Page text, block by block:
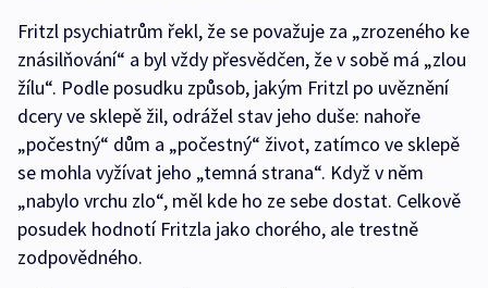
Fritzl psychiatrům řekl, že se považuje za „zrozeného ke
znásilňování“ a byl vždy přesvědčen, že v sobě má „zlou
žílu“. Podle posudku způsob, jakým Fritzl po uvěznění
dcery ve sklepě žil, odrážel stav jeho duše: nahoře
„počestný“ dům a „počestný“ život, zatímco ve sklepě
se mohla vyžívat jeho „temná strana“. Když v něm
„nabylo vrchu zlo“, měl kde ho ze sebe dostat. Celkově
posudek hodnotí Fritzla jako chorého, ale trestně
zodpovědného.